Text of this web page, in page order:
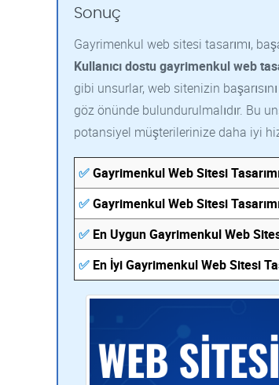
Sonuç
Gayrimenkul web sitesi tasarımı,
Kullanıcı dostu gayrimenkul web
gibi unsurlar, web sitenizin
göz önünde bulundurulmalıdır. Bu
potansiyel müşterilerinize daha iyi
✅Gayrimenkul Web Sitesi
✅Gayrimenkul Web Sitesi
✅ En Uygun Gayrimenkul Web
✅ En İyi Gayrimenkul Web Sitesi